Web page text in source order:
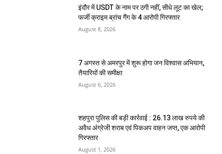
इंदौर में USDT के नाम पर ठगी नहीं, सीधे लूट का खेल;
फर्जी क्राइम ब्रांच गैंग के 4 आरोपी गिरफ्तार
August 8, 2026
7 अगस्त से अमरपुर में शुरू होगा जन विश्वास अभियान,
तैयारियों की समीक्षा
August 6, 2026
शहपुरा पुलिस की बड़ी कार्रवाई : 26.13 लाख रुपये की
अवैध अंग्रेजी शराब एवं पिकअप वाहन जप्त, एक आरोपी
गिरफ्तार
August 1, 2026